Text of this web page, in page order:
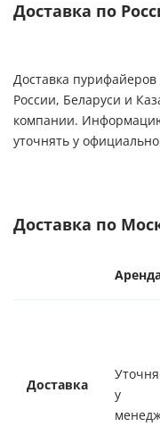
Доставка по
Доставка
России, Беларуси и
компании.
уточнять у
Доставка по
Доставка
у